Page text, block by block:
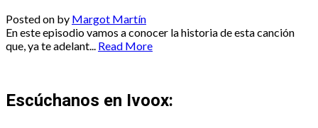
Posted on by Margot Martín
En este episodio vamos a conocer la historia de esta canción
que, ya te adelant...
Read More
Escúchanos en Ivoox: